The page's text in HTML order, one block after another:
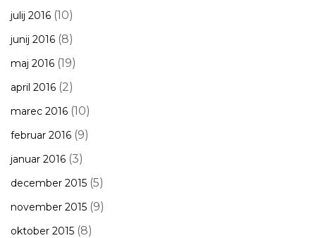
julij 2016 (10)
junij 2016 (8)
maj 2016 (19)
april 2016 (2)
marec 2016 (10)
februar 2016 (9)
januar 2016 (3)
december 2015 (5)
november 2015 (9)
oktober 2015 (8)